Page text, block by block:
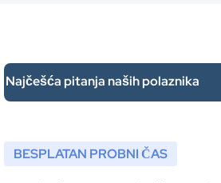
Najčešća pitanja naših polaznika
BESPLATAN PROBNI ČAS